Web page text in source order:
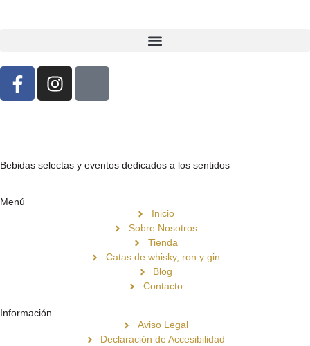
Bebidas selectas y eventos dedicados a los sentidos
Menú
Inicio
Sobre Nosotros
Tienda
Catas de whisky, ron y gin
Blog
Contacto
Información
Aviso Legal
Declaración de Accesibilidad